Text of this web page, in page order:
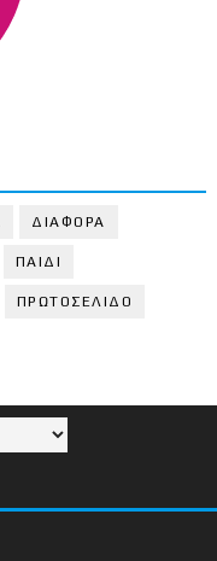
ΔΙΑΦΟΡΑ
ΠΑΙΔΙ
ΠΡΩΤΟΣΕΛΙΔΟ